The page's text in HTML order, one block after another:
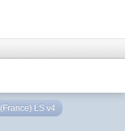
LS v4